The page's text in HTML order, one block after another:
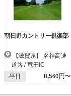
朝日野カントリー倶楽部
道路 / 竜王IC
平日
8,560円〜